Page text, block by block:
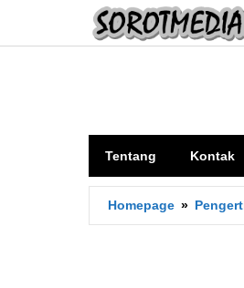
konten
Tentang Kontak
Homepage »